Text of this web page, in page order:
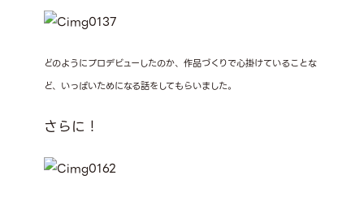
どのようにプロデビューしたのか、作品づくりで心掛けていることな
ど、いっぱいためになる話をしてもらいました。
さらに！